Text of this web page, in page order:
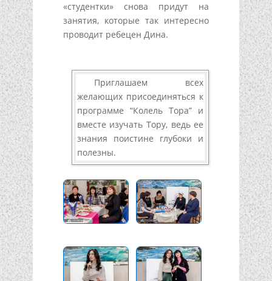
«студентки» снова придут на
занятия, которые так интересно
проводит ребецен Дина.
Приглашаем всех
желающих присоединяться к
программе “Колель Тора” и
вместе изучать Тору, ведь ее
знания поистине глубоки и
полезны.